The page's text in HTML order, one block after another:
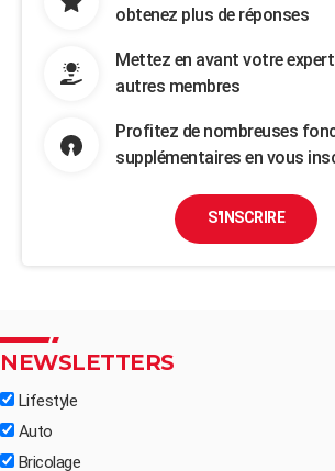
obtenez plus de réponses
Mettez en avant votre
autres membres
Profitez de nombreuses
supplémentaires en vous
S'INSCRIRE
NEWSLETTERS
Lifestyle
Auto
Bricolage